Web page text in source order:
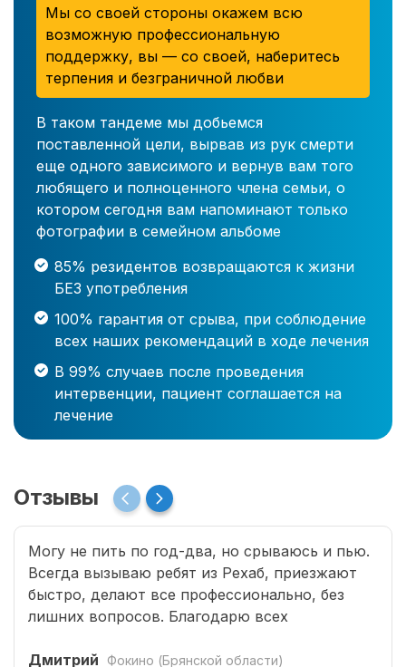
Мы со своей стороны окажем всю
возможную профессиональную
поддержку, вы — со своей, наберитесь
терпения и безграничной любви
В таком тандеме мы добьемся
поставленной цели, вырвав из рук смерти
еще одного зависимого и вернув вам того
любящего и полноценного члена семьи, о
котором сегодня вам напоминают только
фотографии в семейном альбоме
85% резидентов возвращаются к жизни
БЕЗ употребления
100% гарантия от срыва, при соблюдение
всех наших рекомендаций в ходе лечения
В 99% случаев после проведения
интервенции, пациент соглашается на
лечение
Отзывы
Могу не пить по год-два, но срываюсь и пью.
Всегда вызываю ребят из Рехаб, приезжают
быстро, делают все профессионально, без
лишних вопросов. Благодарю всех
Дмитрий
Фокино (Брянской области)